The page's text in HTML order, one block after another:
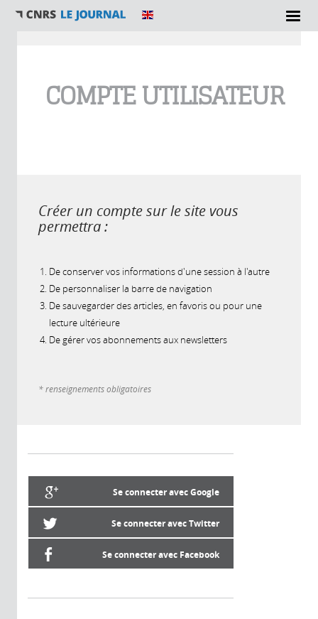
COMPTE UTILISATEUR
Créer un compte sur le site vous
permettra :
De conserver vos informations d'une session à l'autre
De personnaliser la barre de navigation
De sauvegarder des articles, en favoris ou pour une
lecture ultérieure
De gérer vos abonnements aux newsletters
* renseignements obligatoires
Se connecter avec Google
Se connecter avec Twitter
Se connecter avec Facebook